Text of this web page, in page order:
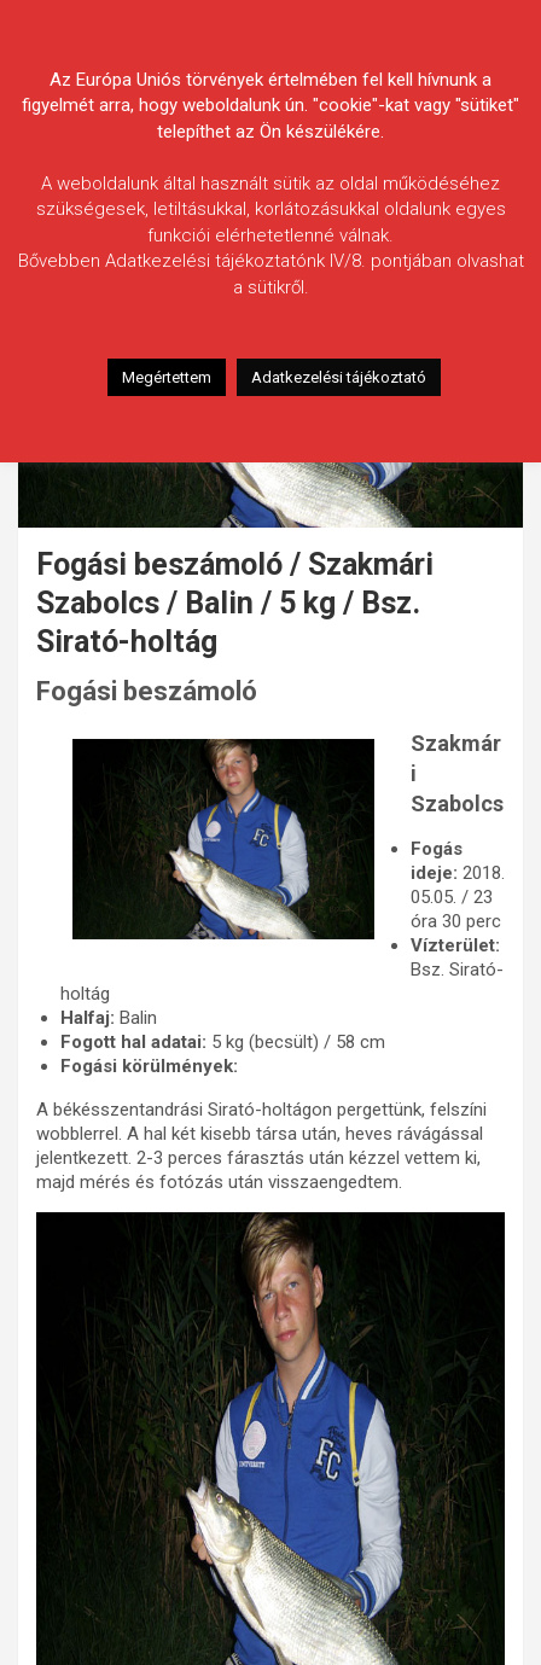
Egyesületek Szövetsége
Fogási beszámoló / Szakmári
Szabolcs / Balin / 5 kg / Bsz.
Sirató-holtág
Fogási beszámoló
Szakmár
i
Szabolcs
Fogás
ideje: 2018.
05.05. / 23
óra 30 perc
Vízterület:
Bsz. Sirató-
holtág
Halfaj: Balin
Fogott hal adatai: 5 kg (becsült) / 58 cm
Fogási körülmények:
A békésszentandrási Sirató-holtágon pergettünk, felszíni
wobblerrel. A hal két kisebb társa után, heves rávágással
jelentkezett. 2-3 perces fárasztás után kézzel vettem ki,
majd mérés és fotózás után visszaengedtem.
Az Európa Uniós törvények értelmében fel kell hívnunk a
figyelmét arra, hogy weboldalunk ún. "cookie"-kat vagy "sütiket"
telepíthet az Ön készülékére.
A weboldalunk által használt sütik az oldal működéséhez
szükségesek, letiltásukkal, korlátozásukkal oldalunk egyes
funkciói elérhetetlenné válnak.
Bővebben Adatkezelési tájékoztatónk IV/8. pontjában olvashat
a sütikről.
Megértettem Adatkezelési tájékoztató